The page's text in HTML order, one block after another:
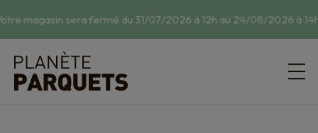
magasin sera fermé du 31/07/2026 à 12h au 24/08/2026 à 14h.